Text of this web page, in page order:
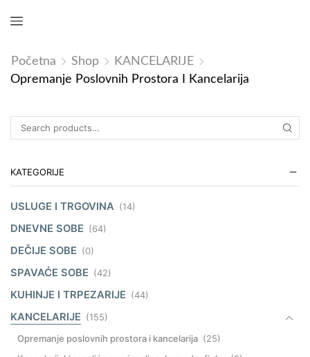
Početna Shop
KANCELARIJE
Opremanje Poslovnih Prostora I Kancelarija
KATEGORIJE
USLUGE I TRGOVINA (14)
DNEVNE SOBE (64)
DEČIJE SOBE (0)
SPAVAĆE SOBE (42)
KUHINJE I TRPEZARIJE (44)
KANCELARIJE (155)
Opremanje poslovnih prostora i kancelarija (25)